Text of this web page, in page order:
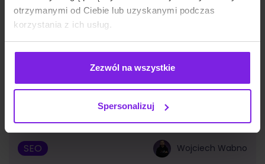
otrzymanymi od Ciebie lub uzyskanymi podczas
korzystania z ich usług.
Zezwól na wszystkie
Spersonalizuj
Google Discover: czym jest i jak działa?
SEO Wojciech Wabno